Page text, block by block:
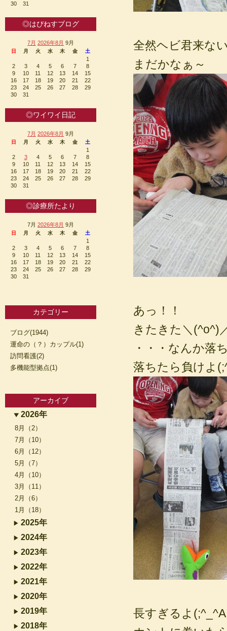
全然ヘビ君来な
まだかなぁ～
あっ！！
きたきた＼(^o^)
・・・なんか落
落ちたら負けよ
長すぎるよ(;^_^A
30
31
◎はぴねすブログ
7月 2026年8月 9月
日 月 火 水 木 金 土
1
2
3 4 5 6 7
8
9
10 11 12 13 14
15
16
17 18 19 20 21
22
23
24 25 26 27 28
29
30
31
◎ワイワイ日記
7月 2026年8月 9月
日 月 火 水 木 金 土
1
2
3 4 5 6 7
8
9
10 11 12 13 14
15
16
17 18 19 20 21
22
23
24 25 26 27 28
29
30
31
◎診療所たより
7月 2026年8月 9月
日 月 火 水 木 金 土
1
2
3 4 5 6 7
8
9
10 11 12 13 14
15
16
17 18 19 20 21
22
23
24 25 26 27 28
29
30
31
カテゴリー
ブログ(1944)
運命の（？）カップル(1)
訪問看護(2)
多機能型拠点(1)
アーカイブ
2026年
8月（2）
7月（10）
6月（12）
5月（7）
4月（10）
3月（11）
2月（6）
1月（18）
2025年
2024年
2023年
2022年
2021年
2020年
2019年
2018年